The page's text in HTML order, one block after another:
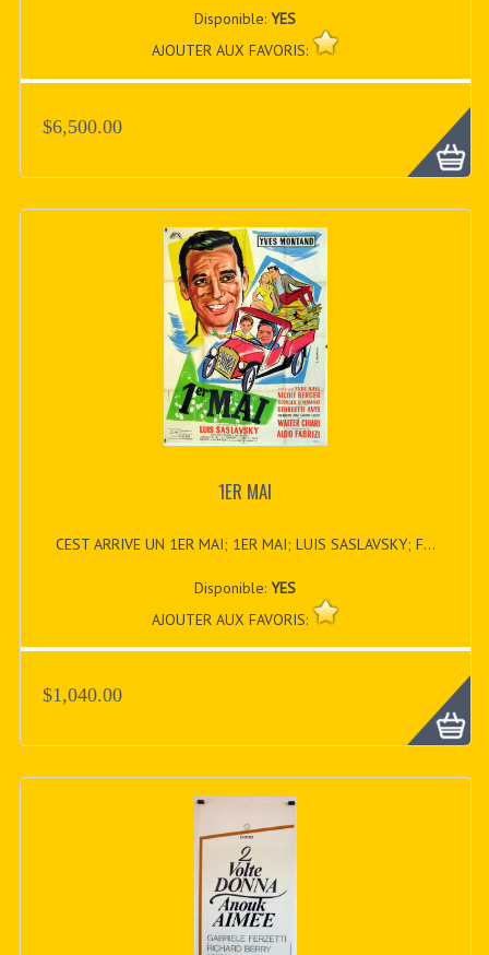
Disponible:YES
AJOUTER AUX FAVORIS:
$6,500.00
1ER MAI
CEST ARRIVE UN 1ER MAI; 1ER MAI; LUIS SASLAVSKY; F...
Disponible:YES
AJOUTER AUX FAVORIS:
$1,040.00